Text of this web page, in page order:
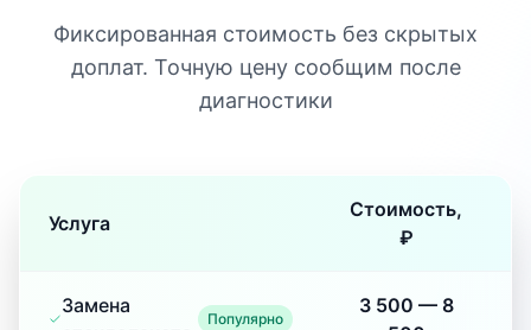
Фиксированная стоимость без скрытых
доплат. Точную цену сообщим после
диагностики
Услуга
Стоимость,
₽
Замена
Популярно
3 500 — 8